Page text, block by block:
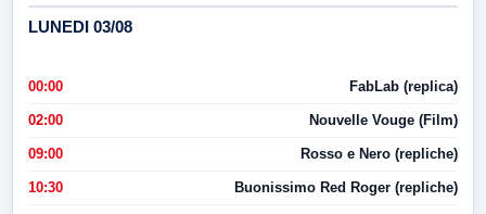
LUNEDI 03/08
00:00 FabLab (replica)
02:00 Nouvelle Vouge (Film)
09:00 Rosso e Nero (repliche)
10:30 Buonissimo Red Roger (repliche)